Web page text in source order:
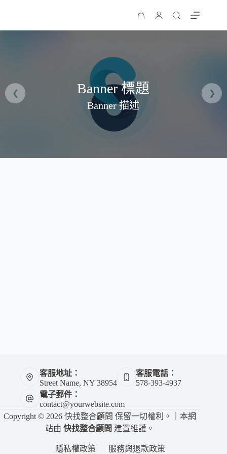
購
Banner 標題
Banner 描述
客服地址：
Street Name, NY 38954
客服電話：
578-393-4937
電子郵件：
contact@yourwebsite.com
Copyright © 2026 快找整合顧問 保留一切權利。｜本網
站由快找整合顧問 建置維護。
隱私權政策 服務與退款政策